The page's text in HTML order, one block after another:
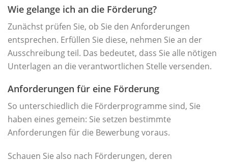
Wie gelange ich an die Förderung?
Zunächst prüfen Sie, ob Sie den Anforderungen
entsprechen. Erfüllen Sie diese, nehmen Sie an der
Ausschreibung teil. Das bedeutet, dass Sie alle nötigen
Unterlagen an die verantwortlichen Stelle versenden.
Anforderungen für eine Förderung
So unterschiedlich die Förderprogramme sind, Sie
haben eines gemein: Sie setzen bestimmte
Anforderungen für die Bewerbung voraus.
Schauen Sie also nach Förderungen, deren